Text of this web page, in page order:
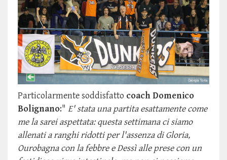
Particolarmente soddisfatto coach Domenico
Bolignano:" E' stata una partita esattamente come
me la sarei aspettata: questa settimana ci siamo
allenati a ranghi ridotti per l'assenza di Gloria,
Ourobagna con la febbre e Dessì alle prese con un